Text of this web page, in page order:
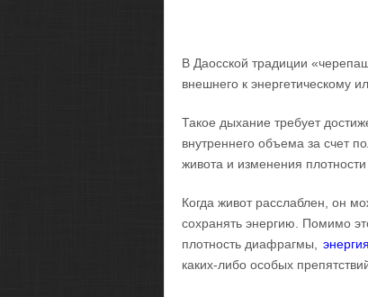
В Даосской традиции
внешнего к энергетическому
Такое дыхание требует
внутреннего объема за счет
живота и изменения
Когда живот расслаблен, он
сохранять энергию. Помимо
плотность диафрагмы,
каких-либо особых